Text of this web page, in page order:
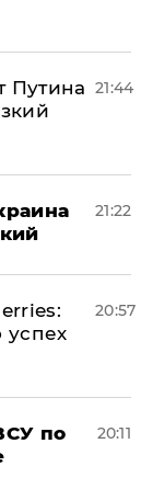
Путина 21:44
21:22
успех
20:57
по
20:11